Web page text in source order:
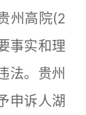
州高院(2
事实和理
法。贵州
申诉人湖